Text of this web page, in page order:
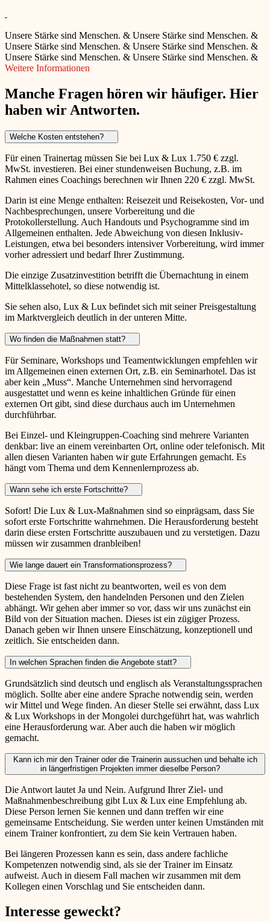
Unsere Stärke sind Menschen. & Unsere Stärke sind Menschen. &
Unsere Stärke sind Menschen. & Unsere Stärke sind Menschen. &
Unsere Stärke sind Menschen. & Unsere Stärke sind Menschen. &
Weitere Informationen
Manche Fragen hören wir häufiger. Hier
haben wir Antworten.
Welche Kosten entstehen?
Für einen Trainertag müssen Sie bei Lux & Lux 1.750 € zzgl.
MwSt. investieren. Bei einer stundenweisen Buchung, z.B. im
Rahmen eines Coachings berechnen wir Ihnen 220 € zzgl. MwSt.
Darin ist eine Menge enthalten: Reisezeit und Reisekosten, Vor- und
Nachbesprechungen, unsere Vorbereitung und die
Protokollerstellung. Auch Handouts und Psychogramme sind im
Allgemeinen enthalten. Jede Abweichung von diesen Inklusiv-
Leistungen, etwa bei besonders intensiver Vorbereitung, wird immer
vorher adressiert und bedarf Ihrer Zustimmung.
Die einzige Zusatzinvestition betrifft die Übernachtung in einem
Mittelklassehotel, so diese notwendig ist.
Sie sehen also, Lux & Lux befindet sich mit seiner Preisgestaltung
im Marktvergleich deutlich in der unteren Mitte.
Wo finden die Maßnahmen statt?
Für Seminare, Workshops und Teamentwicklungen empfehlen wir
im Allgemeinen einen externen Ort, z.B. ein Seminarhotel. Das ist
aber kein „Muss“. Manche Unternehmen sind hervorragend
ausgestattet und wenn es keine inhaltlichen Gründe für einen
externen Ort gibt, sind diese durchaus auch im Unternehmen
durchführbar.
Bei Einzel- und Kleingruppen-Coaching sind mehrere Varianten
denkbar: live an einem vereinbarten Ort, online oder telefonisch. Mit
allen diesen Varianten haben wir gute Erfahrungen gemacht. Es
hängt vom Thema und dem Kennenlernprozess ab.
Wann sehe ich erste Fortschritte?
Sofort! Die Lux & Lux-Maßnahmen sind so einprägsam, dass Sie
sofort erste Fortschritte wahrnehmen. Die Herausforderung besteht
darin diese ersten Fortschritte auszubauen und zu verstetigen. Dazu
müssen wir zusammen dranbleiben!
Wie lange dauert ein Transformationsprozess?
Diese Frage ist fast nicht zu beantworten, weil es von dem
bestehenden System, den handelnden Personen und den Zielen
abhängt. Wir gehen aber immer so vor, dass wir uns zunächst ein
Bild von der Situation machen. Dieses ist ein zügiger Prozess.
Danach geben wir Ihnen unsere Einschätzung, konzeptionell und
zeitlich. Sie entscheiden dann.
In welchen Sprachen finden die Angebote statt?
Grundsätzlich sind deutsch und englisch als Veranstaltungssprachen
möglich. Sollte aber eine andere Sprache notwendig sein, werden
wir Mittel und Wege finden. An dieser Stelle sei erwähnt, dass Lux
& Lux Workshops in der Mongolei durchgeführt hat, was wahrlich
eine Herausforderung war. Aber auch die haben wir möglich
gemacht.
Kann ich mir den Trainer oder die Trainerin aussuchen und behalte ich
in längerfristigen Projekten immer dieselbe Person?
Die Antwort lautet Ja und Nein. Aufgrund Ihrer Ziel- und
Maßnahmenbeschreibung gibt Lux & Lux eine Empfehlung ab.
Diese Person lernen Sie kennen und dann treffen wir eine
gemeinsame Entscheidung. Sie werden unter keinen Umständen mit
einem Trainer konfrontiert, zu dem Sie kein Vertrauen haben.
Bei längeren Prozessen kann es sein, dass andere fachliche
Kompetenzen notwendig sind, als sie der Trainer im Einsatz
aufweist. Auch in diesem Fall machen wir zusammen mit dem
Kollegen einen Vorschlag und Sie entscheiden dann.
Interesse geweckt?